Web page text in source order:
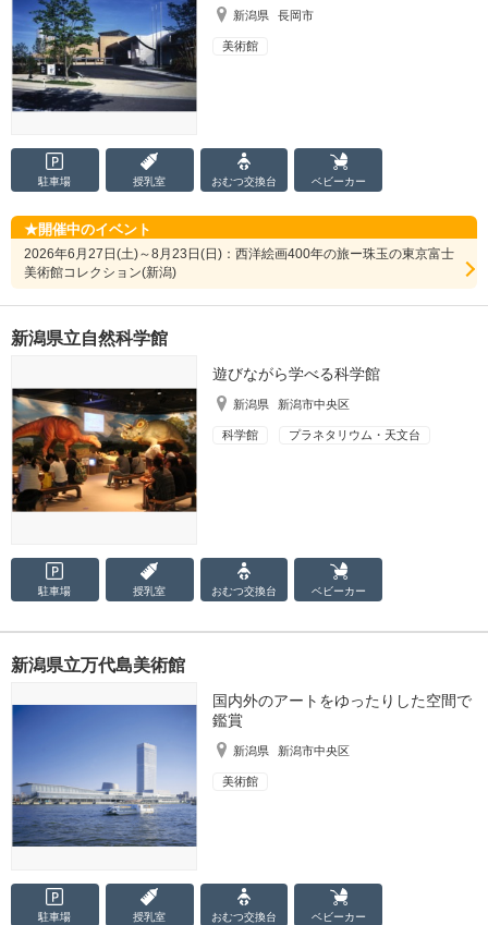
新潟県 長岡市
美術館
駐車場 授乳室 おむつ交換台 ベビーカー
開催中のイベント
2026年6月27日(土)～8月23日(日)：西洋絵画400年の旅ー珠玉の東京富士
美術館コレクション(新潟)
新潟県立自然科学館
遊びながら学べる科学館
新潟県 新潟市中央区
科学館 プラネタリウム・天文台
駐車場 授乳室 おむつ交換台 ベビーカー
新潟県立万代島美術館
国内外のアートをゆったりした空間で
鑑賞
新潟県 新潟市中央区
美術館
駐車場 授乳室 おむつ交換台 ベビーカー